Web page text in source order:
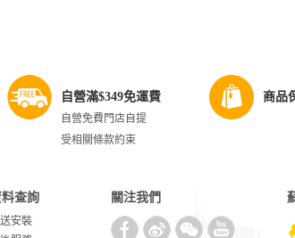
自營滿$349免運費
自營免費門店自提
受相關條款約束
商品
查詢
安裝
關注我們